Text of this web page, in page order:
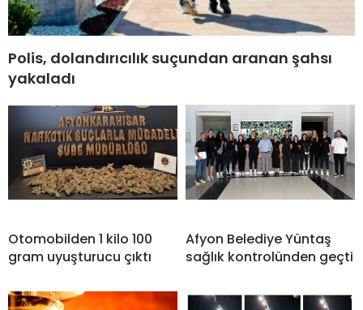
Polis, dolandırıcılık suçundan aranan şahsı
yakaladı
Otomobilden 1 kilo 100
gram uyuşturucu çıktı
Afyon Belediye Yüntaş
sağlık kontrolünden geçti